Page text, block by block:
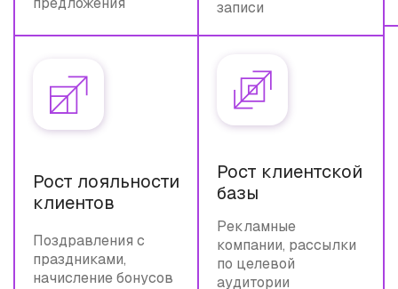
записи
Рост лояльности
клиентов
Поздравления с
праздниками,
начисление бонусов
Рост клиентской
базы
Рекламные
компании, рассылки
по целевой
аудитории